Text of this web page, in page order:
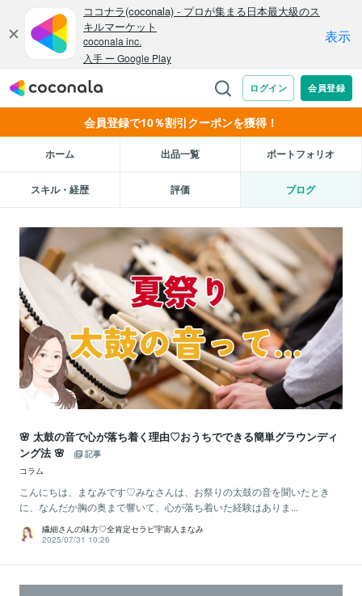
会員登録で10％割引クーポンを獲得！
ホーム 出品一覧 ポートフォリオ
スキル・経歴 評価 ブログ
🌸 太鼓の音で心が落ち着く理由♡おうちでできる簡単グラウンディ
ング法 🌸
記事
コラム
こんにちは、まなみです♡みなさんは、お祭りの太鼓の音を聞いたとき
に、なんだか胸の奥まで響いて、心が落ち着いた経験はありま...
繊細さんの味方♡全肯定セラピ宇宙人まなみ
2025/07/31 10:26